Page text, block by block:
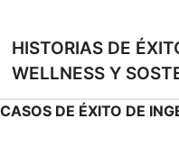
HISTORIAS DE
WELLNESS Y
CASOS DE ÉXITO DE